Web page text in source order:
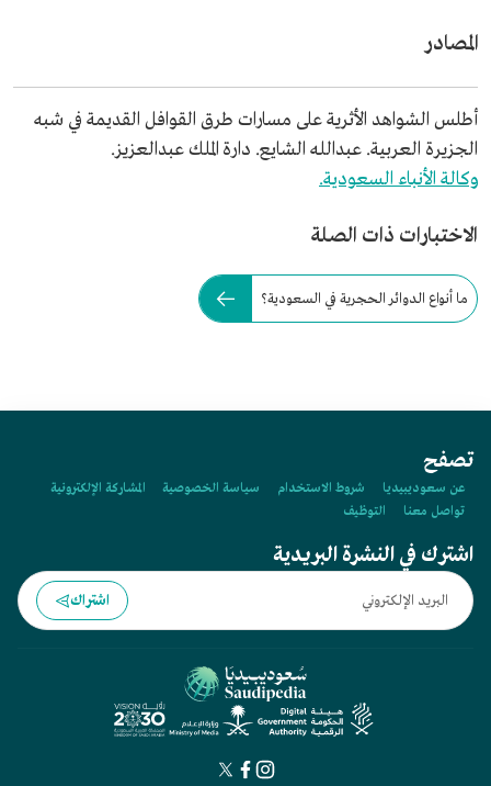
المصادر
أطلس الشواهد الأثرية على مسارات طرق القوافل القديمة في شبه
الجزيرة العربية. عبدالله الشايع. دارة الملك عبدالعزيز.
وكالة الأنباء السعودية.
الاختبارات ذات الصلة
ما أنواع الدوائر الحجرية في السعودية؟
تصفح
عن سعوديبيديا شروط الاستخدام سياسة الخصوصية
المشاركة الإلكترونية
تواصل معنا
التوظيف
اشترك في النشرة البريدية
اشتراك